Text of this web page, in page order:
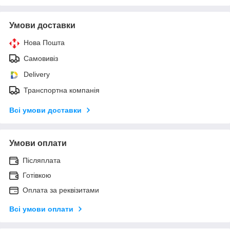
Умови доставки
Нова Пошта
Самовивіз
Delivery
Транспортна компанія
Всі умови доставки
Умови оплати
Післяплата
Готівкою
Оплата за реквізитами
Всі умови оплати